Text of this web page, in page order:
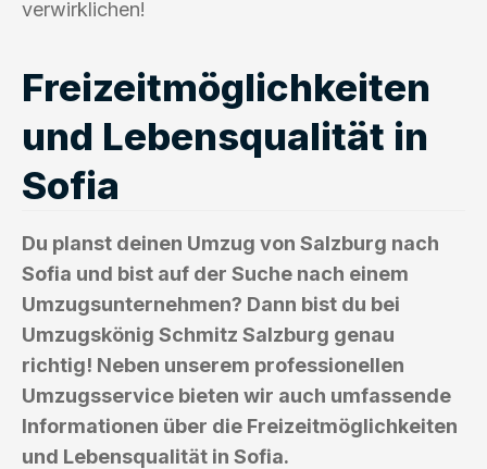
verwirklichen!
Freizeitmöglichkeiten
und Lebensqualität in
Sofia
Du planst deinen Umzug von Salzburg nach
Sofia und bist auf der Suche nach einem
Umzugsunternehmen? Dann bist du bei
Umzugskönig Schmitz Salzburg genau
richtig! Neben unserem professionellen
Umzugsservice bieten wir auch umfassende
Informationen über die Freizeitmöglichkeiten
und Lebensqualität in Sofia.